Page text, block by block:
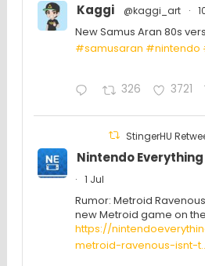
Kaggi @kaggi_art ·
New Samus Aran 80s
#samusaran #nintendo
326 3721
StingerHU
Nintendo Everything
·
1 Jul
Rumor: Metroid
new Metroid game on
https://
metroid-ravenous-isnt-